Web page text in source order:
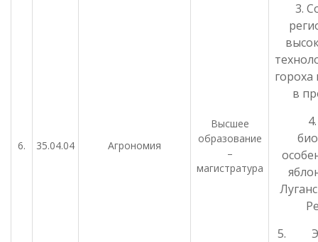
6. 35.04.04 Агрономия
Высшее
образование
–
магистратура
3.
в
5.